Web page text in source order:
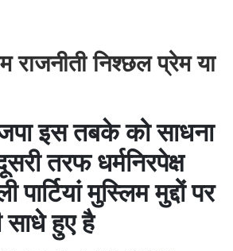
राजनीती निश्छल प्रेम या
इस तबके को साधना
तरफ धर्मनिरपेक्ष
पार्टियां मुस्लिम मुद्दों पर
साधे हुए है